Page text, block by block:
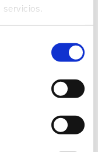
servicios.